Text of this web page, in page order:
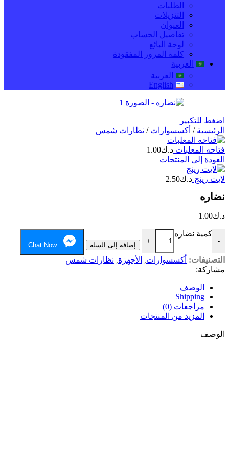
الطلبات
التنزيلات
العنوان
تفاصيل الحساب
لوحة البائع
كلمة المرور المفقودة
العربية
العربية
English
اضغط للتكبير
الرئيسية/ أكسسوارات/ نظارات شمس
فتاحه المعلبات د.ك1.00
العودة إلى المنتجات
لايت رينج د.ك2.50
نضاره
د.ك1.00
-
كمية نضاره
+ إضافة إلى السلة Chat Now
التصنيفات: أكسسوارات, الأجهزة, نظارات شمس
مشاركة:
الوصف
Shipping
مراجعات (0)
المزيد من المنتجات
الوصف